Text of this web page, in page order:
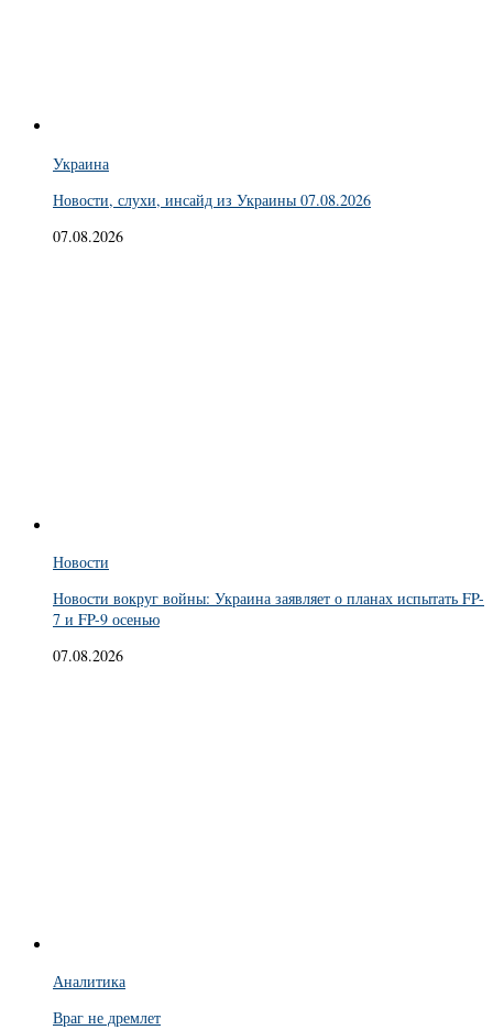
Украина
Новости, слухи, инсайд из Украины 07.08.2026
07.08.2026
Новости
Новости вокруг войны: Украина заявляет о планах испытать FP-
7 и FP-9 осенью
07.08.2026
Аналитика
Враг не дремлет